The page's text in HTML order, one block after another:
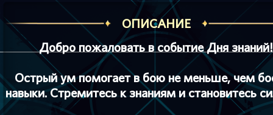
ОПИСАНИЕ
Добро пожаловать в событие Дня знаний!
Острый ум помогает в бою не меньше, чем
навыки. Стремитесь к знаниям и становитесь